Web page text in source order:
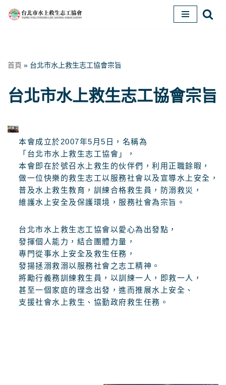
首頁 » 台北市水上救生志工協會宗旨
台北市水上救生志工協會宗旨
本會成立於2007年5月5日，名稱為
「台北市水上救生志工協會」，
本會即在於號召水上救生的伙伴們，利用正職餘暇，
做一位快樂的救生志工以服務社會以及宣導水上安全，
普及水上救生教育，訓練合格救生員，防溺救災，
維護水上安全及保護環境，服務社會為宗旨。
台北市水上救生志工協會以愛心為出發點，
發揮個人能力，結合團體力量，
專門從事水上安全及救生任務，
發揚拯溺救溺以服務社會之志工精神。
將勵行義務訓練救生員，以訓練一人，即救一人，
甚至一個家庭的理念出發，進而推展水上安全、
支援社會水上救生、協勤政府救生任務。